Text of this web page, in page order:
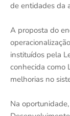
de entidades da
A proposta do
instituídos pela
conhecida como
melhorias no
Na